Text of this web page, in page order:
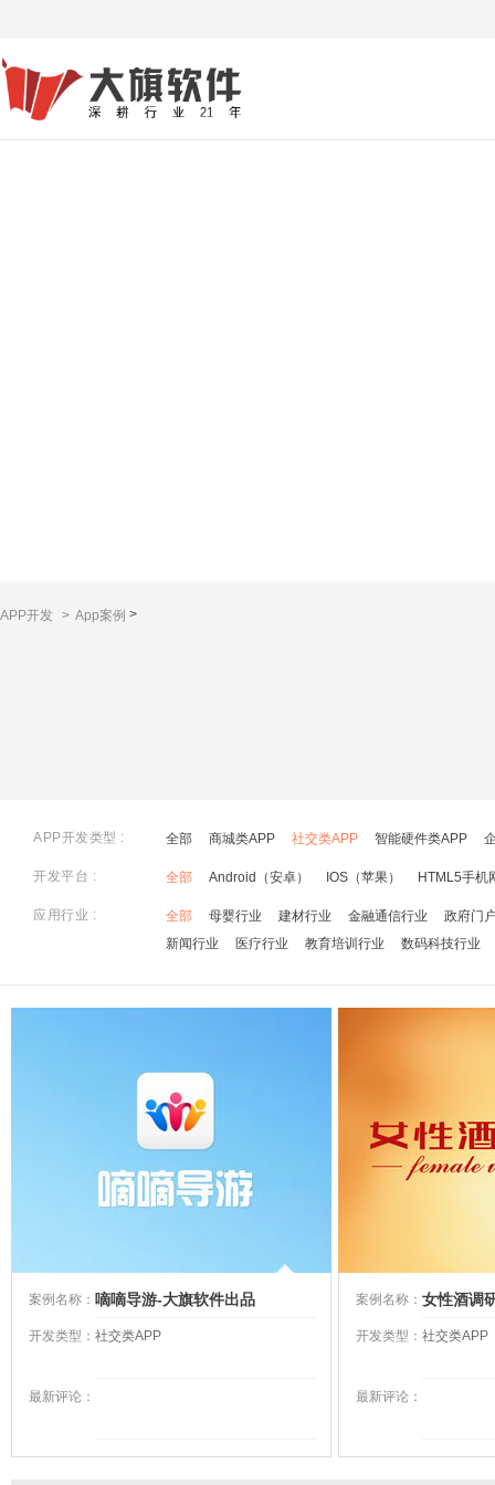
APP开发 > App案例 >
APP开发类型 : 全部 商城类APP 社交类APP 智能硬件类APP
开发平台 : 全部 Android（安卓） IOS（苹果） HTML5手机
应用行业 : 全部 母婴行业 建材行业 金融通信行业
政府门
新闻行业
医疗行业 教育培训行业 数码科技行业
案例名称： 嘀嘀导游-大旗软件出品
开发类型： 社交类APP
最新评论：
案例名称： 女性酒调
开发类型： 社交类APP
最新评论：